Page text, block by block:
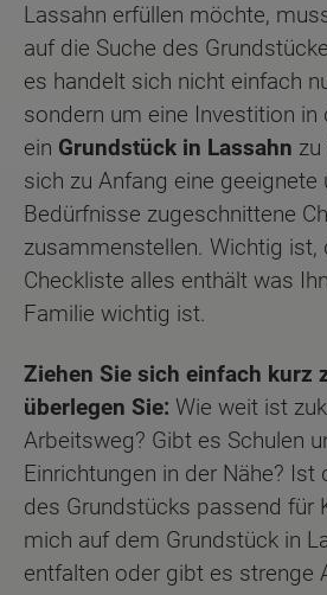
Lassahn erfüllen möchte,
auf die Suche des
es handelt sich nicht einfach
sondern um eine Investition in
ein Grundstück in Lassahn
sich zu Anfang eine geeignete
Bedürfnisse zugeschnittene
zusammenstellen. Wichtig ist,
Checkliste alles enthält was
Familie wichtig ist.
Ziehen Sie sich einfach kurz
überlegen Sie: Wie weit ist
Arbeitsweg? Gibt es Schulen
Einrichtungen in der Nähe? Ist
des Grundstücks passend für
mich auf dem Grundstück in
entfalten oder gibt es strenge